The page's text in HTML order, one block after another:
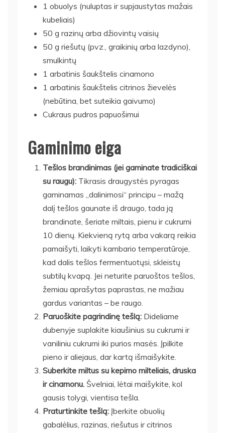
1 obuolys (nuluptas ir supjaustytas mažais
kubeliais)
50 g razinų arba džiovintų vaisių
50 g riešutų (pvz., graikinių arba lazdyno),
smulkintų
1 arbatinis šaukštelis cinamono
1 arbatinis šaukštelis citrinos žievelės
(nebūtina, bet suteikia gaivumo)
Cukraus pudros papuošimui
Gaminimo eiga
Tešlos brandinimas (jei gaminate tradiciškai
su raugu): Tikrasis draugystės pyragas
gaminamas „dalinimosi“ principu – mažą
dalį tešlos gaunate iš draugo, tada ją
brandinate, šeriate miltais, pienu ir cukrumi
10 dienų. Kiekvieną rytą arba vakarą reikia
pamaišyti, laikyti kambario temperatūroje,
kad dalis tešlos fermentuotųsi, skleistų
subtilų kvapą. Jei neturite paruoštos tešlos,
žemiau aprašytas paprastas, ne mažiau
gardus variantas – be raugo.
Paruoškite pagrindinę tešlą: Dideliame
dubenyje suplakite kiaušinius su cukrumi ir
vaniliniu cukrumi iki purios masės. Įpilkite
pieno ir aliejaus, dar kartą išmaišykite.
Suberkite miltus su kepimo milteliais, druska
ir cinamonu. Švelniai, lėtai maišykite, kol
gausis tolygi, vientisa tešla.
Praturtinkite tešlą: Įberkite obuolių
gabalėlius, razinas, riešutus ir citrinos